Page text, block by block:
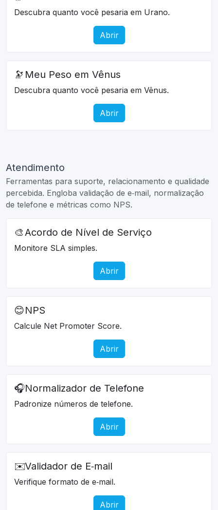
Descubra quanto você pesaria em Urano.
Abrir
🔭 Meu Peso em Vênus
Descubra quanto você pesaria em Vênus.
Abrir
Atendimento
Ferramentas para suporte, relacionamento e qualidade
percebida. Engloba validação de e‑mail, normalização
de telefone e métricas como NPS.
🎨Acordo de Nível de Serviço
Monitore SLA simples.
Abrir
😊NPS
Calcule Net Promoter Score.
Abrir
🎧Normalizador de Telefone
Padronize números de telefone.
Abrir
✉️Validador de E‑mail
Verifique formato de e‑mail.
Abrir